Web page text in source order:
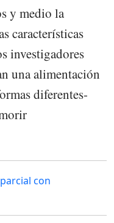
y medio la
características
investigadores
una alimentación
diferentes-
con